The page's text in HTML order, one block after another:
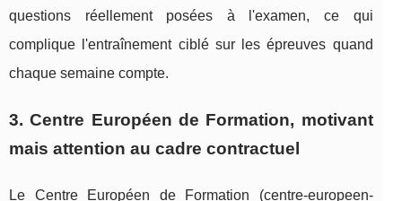
questions réellement posées à l'examen, ce qui
complique l'entraînement ciblé sur les épreuves quand
chaque semaine compte.
3. Centre Européen de Formation, motivant
mais attention au cadre contractuel
Le Centre Européen de Formation (centre-europeen-